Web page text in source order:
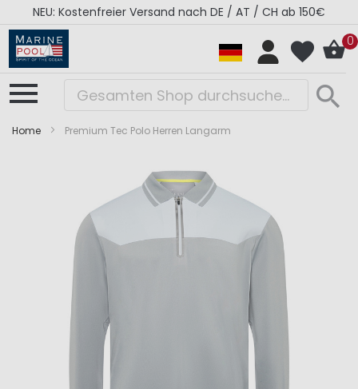
NEU: Kostenfreier Versand nach DE / AT / CH ab 150€
0
Home Premium Tec Polo Herren Langarm
Bildergalerie
Bildergalerie